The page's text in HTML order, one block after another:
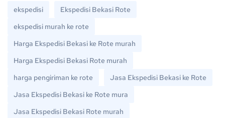
ekspedisi
Ekspedisi Bekasi Rote
ekspedisi murah ke rote
Harga Ekspedisi Bekasi ke Rote murah
Harga Ekspedisi Bekasi Rote murah
harga pengiriman ke rote
Jasa Ekspedisi Bekasi ke Rote
Jasa Ekspedisi Bekasi ke Rote mura
Jasa Ekspedisi Bekasi Rote murah